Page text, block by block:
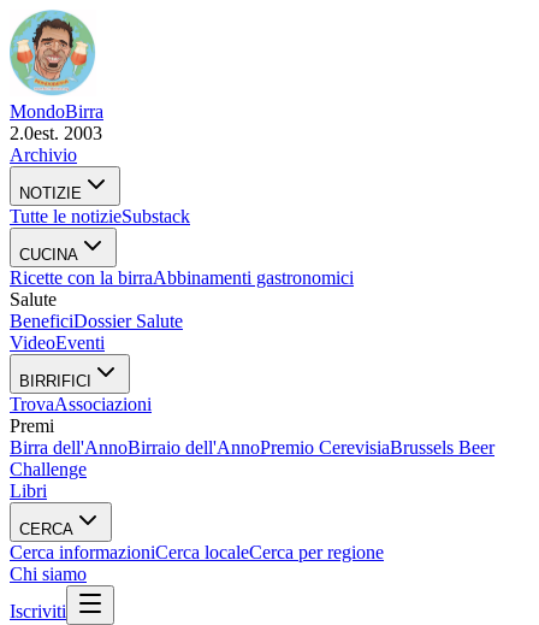
MondoBirra
2.0est. 2003
Archivio
NOTIZIE
Tutte le notizieSubstack
CUCINA
Ricette con la birraAbbinamenti gastronomici
Salute
BeneficiDossier Salute
VideoEventi
BIRRIFICI
TrovaAssociazioni
Premi
Birra dell'AnnoBirraio dell'AnnoPremio CerevisiaBrussels Beer
Challenge
Libri
CERCA
Cerca informazioniCerca localeCerca per regione
Chi siamo
Iscriviti